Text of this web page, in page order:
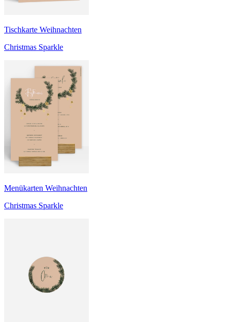
Tischkarte Weihnachten
Christmas Sparkle
Menükarten Weihnachten
Christmas Sparkle